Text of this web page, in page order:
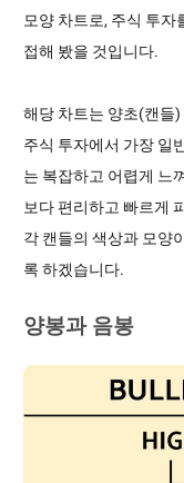
모양 차트로, 주식 투
접해 봤을 것입니다.
해당 차트는 양초(캔들
주식 투자에서 가장 일
는 복잡하고 어렵게 느
보다 편리하고 빠르게
각 캔들의 색상과 모양
록 하겠습니다.
양봉과 음봉